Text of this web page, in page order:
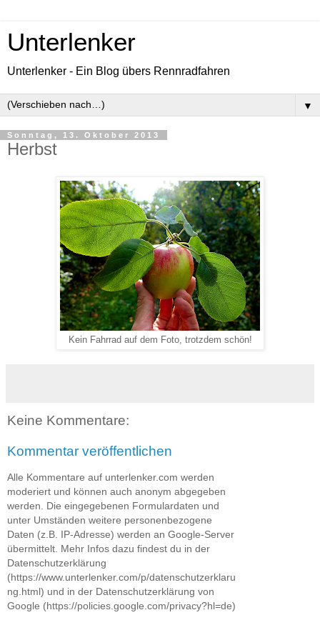
Unterlenker
Unterlenker - Ein Blog übers Rennradfahren
▼
Sonntag, 13. Oktober 2013
Herbst
Kein Fahrrad auf dem Foto, trotzdem schön!
Keine Kommentare:
Kommentar veröffentlichen
Alle Kommentare auf unterlenker.com werden
moderiert und können auch anonym abgegeben
werden. Die eingegebenen Formulardaten und
unter Umständen weitere personenbezogene
Daten (z.B. IP-Adresse) werden an Google-Server
übermittelt. Mehr Infos dazu findest du in der
Datenschutzerklärung
(https://www.unterlenker.com/p/datenschutzerklaru
ng.html) und in der Datenschutzerklärung von
Google (https://policies.google.com/privacy?hl=de)